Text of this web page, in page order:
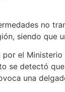
no
siendo que
por el
se detectó
una